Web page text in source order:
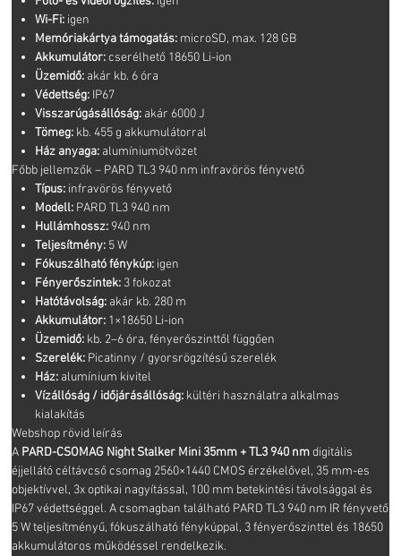
Wi-Fi:igen
Memóriakártya támogatás:microSD, max. 128 GB
Akkumulátor:cserélhető 18650 Li-ion
Üzemidő:akár kb. 6 óra
Védettség:IP67
Visszarúgásállóság:akár 6000 J
Tömeg:kb. 455 g akkumulátorral
Ház anyaga:alumíniumötvözet
Főbb jellemzők – PARD TL3 940 nm infravörös fényvető
Típus:infravörös fényvető
Modell:PARD TL3 940 nm
Hullámhossz:940 nm
Teljesítmény:5 W
Fókuszálható fénykúp:igen
Fényerőszintek:3 fokozat
Hatótávolság:akár kb. 280 m
Akkumulátor:1×18650 Li-ion
Üzemidő:kb. 2–6 óra, fényerőszinttől függően
Szerelék:Picatinny / gyorsrögzítésű szerelék
Ház:alumínium kivitel
Vízállóság / időjárásállóság:kültéri használatra alkalmas
kialakítás
Webshop rövid leírás
A PARD-CSOMAG Night Stalker Mini 35mm + TL3 940 nmdigitális
éjjellátó céltávcső csomag 2560×1440 CMOS érzékelővel, 35 mm-es
objektívvel, 3x optikai nagyítással, 100 mm betekintési távolsággal és
IP67 védettséggel. A csomagban található PARD TL3 940 nm IR fényvető
5 W teljesítményű, fókuszálható fénykúppal, 3 fényerőszinttel és 18650
akkumulátoros működéssel rendelkezik.